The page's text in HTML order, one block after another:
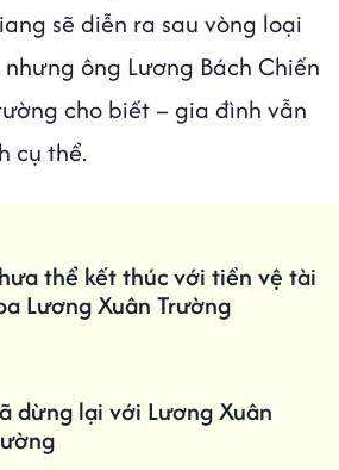
sẽ diễn ra sau vòng loại
ông Lương Bách Chiến
cho biết – gia đình vẫn
cụ thể.
thể kết thúc với tiền vệ tài
Lương Xuân Trường
dừng lại với Lương Xuân